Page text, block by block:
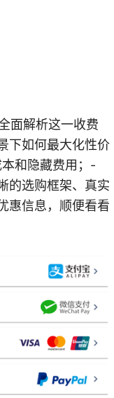
面解析这一收费
下如何最大化性价
和隐藏费用；-
的选购框架、真实
惠信息，顺便看看